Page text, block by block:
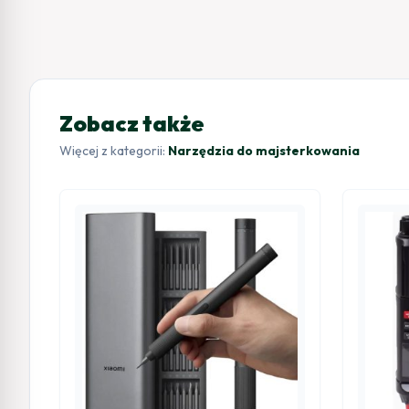
Zobacz także
Więcej z kategorii: Narzędzia do majsterkowania